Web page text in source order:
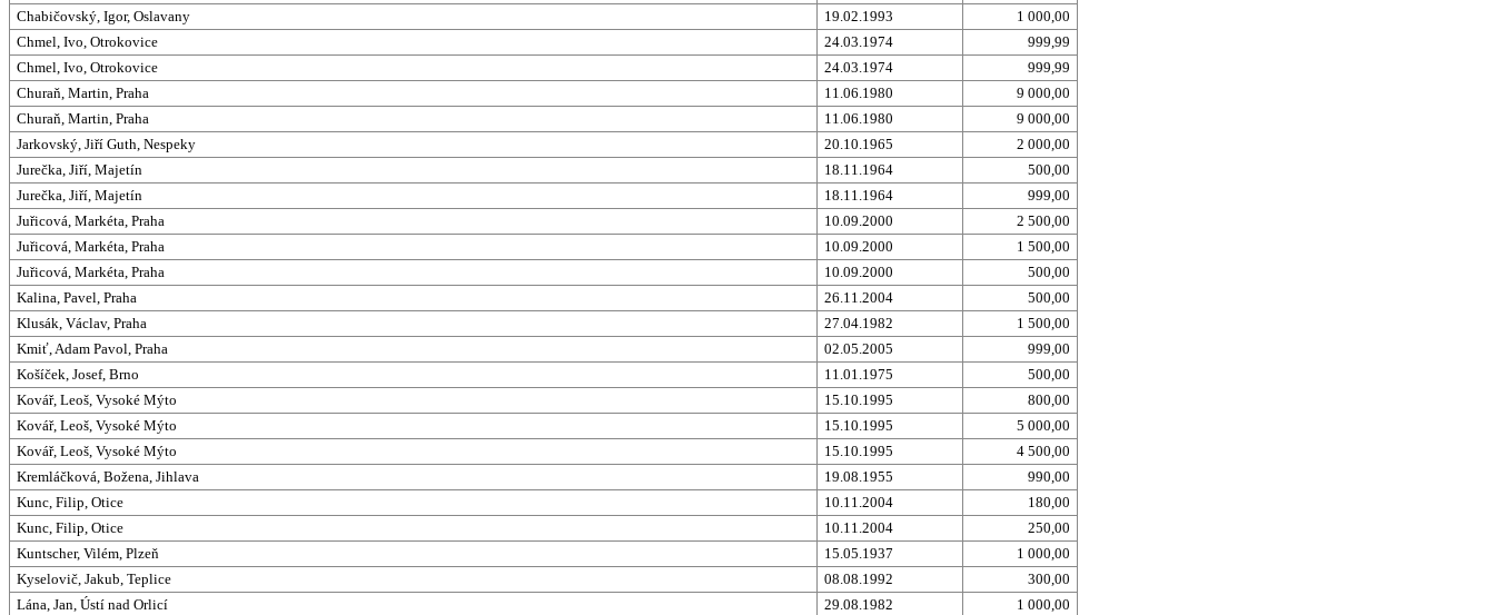
Chabičovský, Igor, Oslavany
19.02.1993
1 000,00
Chmel, Ivo, Otrokovice
24.03.1974
999,99
Chmel, Ivo, Otrokovice
24.03.1974
999,99
Churaň, Martin, Praha
11.06.1980
9 000,00
Churaň, Martin, Praha
11.06.1980
9 000,00
Jarkovský, Jiří Guth, Nespeky
20.10.1965
2 000,00
Jurečka, Jiří, Majetín
18.11.1964
500,00
Jurečka, Jiří, Majetín
18.11.1964
999,00
Juřicová, Markéta, Praha
10.09.2000
2 500,00
Juřicová, Markéta, Praha
10.09.2000
1 500,00
Juřicová, Markéta, Praha
10.09.2000
500,00
Kalina, Pavel, Praha
26.11.2004
500,00
Klusák, Václav, Praha
27.04.1982
1 500,00
Kmiť, Adam Pavol, Praha
02.05.2005
999,00
Košíček, Josef, Brno
11.01.1975
500,00
Kovář, Leoš, Vysoké Mýto
15.10.1995
800,00
Kovář, Leoš, Vysoké Mýto
15.10.1995
5 000,00
Kovář, Leoš, Vysoké Mýto
15.10.1995
4 500,00
Kremláčková, Božena, Jihlava
19.08.1955
990,00
Kunc, Filip, Otice
10.11.2004
180,00
Kunc, Filip, Otice
10.11.2004
250,00
Kuntscher, Vilém, Plzeň
15.05.1937
1 000,00
Kyselovič, Jakub, Teplice
08.08.1992
300,00
Lána, Jan, Ústí nad Orlicí
29.08.1982
1 000,00